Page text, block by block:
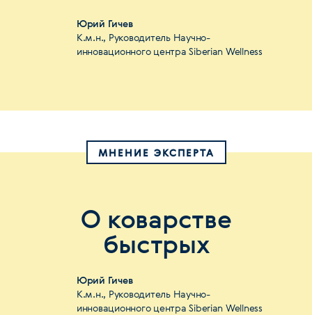
Юрий Гичев
К.м.н., Руководитель Научно-
инновационного центра Siberian Wellness
МНЕНИЕ ЭКСПЕРТА
О коварстве
быстрых
Юрий Гичев
К.м.н., Руководитель Научно-
инновационного центра Siberian Wellness